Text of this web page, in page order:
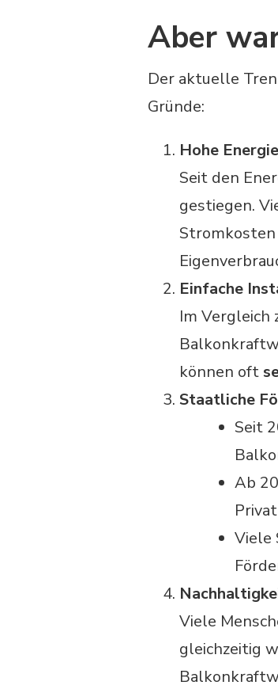
Aber
Der aktuelle
Gründe:
Hohe
Seit den
gestiegen.
Stromkosten
Einfache
Im Vergleich
können oft
Staatliche
Seit
Ab
Viele
Viele
gleichzeitig